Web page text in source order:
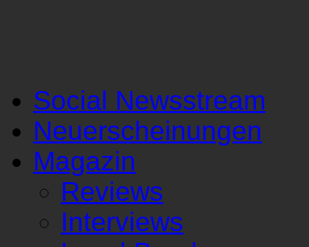
Social Newsstream
Neuerscheinungen
Magazin
Reviews
Interviews